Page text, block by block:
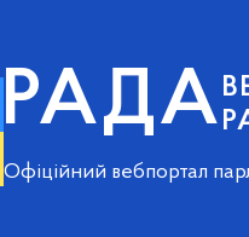
РАДА
Офіційний вебпортал